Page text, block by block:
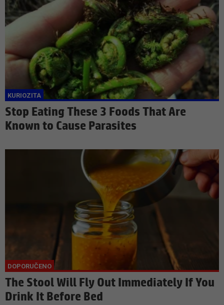
Stop Eating These 3 Foods That Are
Known to Cause Parasites
The Stool Will Fly Out Immediately If You
Drink It Before Bed